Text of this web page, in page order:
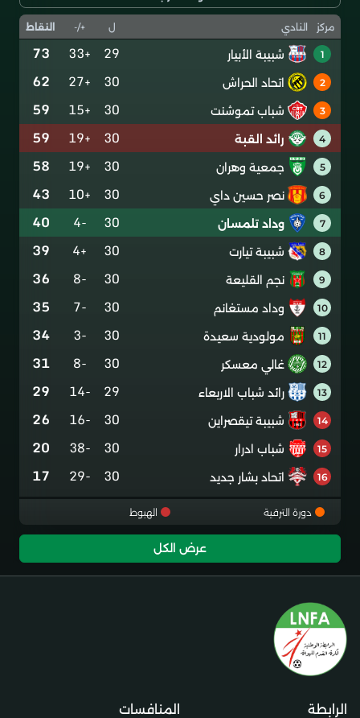
مركز النادي ل +/- النقاط
1 شبيبة الأبيار 29
+33
73
2 اتحاد الحراش 30
+27
62
3 شباب تموشنت 30
+15
59
4 رائد القبة 30
+19
59
5 جمعية وهران 30
+19
58
6 نصر حسين داي 30
+10
43
7 وداد تلمسان 30
-4
40
8 شبيبة تيارت 30
+4
39
9 نجم القليعة 30
-8
36
10 وداد مستغانم 30
-7
35
11 مولودية سعيدة 30
-3
34
12 غالي معسكر 30
-8
31
13 رائد شباب الاربعاء 29
-14
29
14 شبيبة تيقصراين 30
-16
26
15 شباب ادرار 30
-38
20
16 اتحاد بشار جديد 30
-29
17
دورة الترقية الهبوط
عرض الكل
الرابطة المنافسات